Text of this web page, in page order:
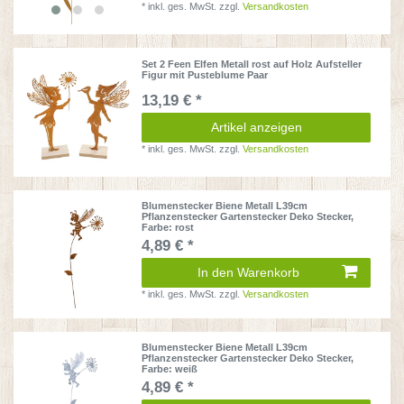
*inkl. ges. MwSt. zzgl.Versandkosten
Set 2 Feen Elfen Metall rost auf Holz Aufsteller
Figur mit Pusteblume Paar
13,19 € *
Artikel anzeigen
*inkl. ges. MwSt. zzgl.Versandkosten
Blumenstecker Biene Metall L39cm
Pflanzenstecker Gartenstecker Deko Stecker,
Farbe: rost
4,89 € *
In den Warenkorb
*inkl. ges. MwSt. zzgl.Versandkosten
Blumenstecker Biene Metall L39cm
Pflanzenstecker Gartenstecker Deko Stecker,
Farbe: weiß
4,89 € *